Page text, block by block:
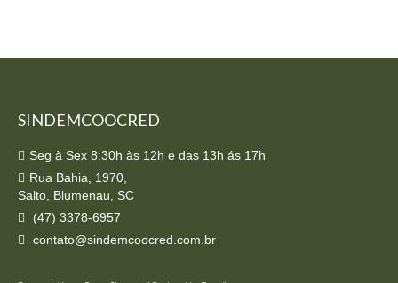
SINDEMCOOCRED
Seg à Sex 8:30h às 12h e das 13h ás 17h
Rua Bahia, 1970,
Salto, Blumenau, SC
(47) 3378-6957
contato@sindemcoocred.com.br